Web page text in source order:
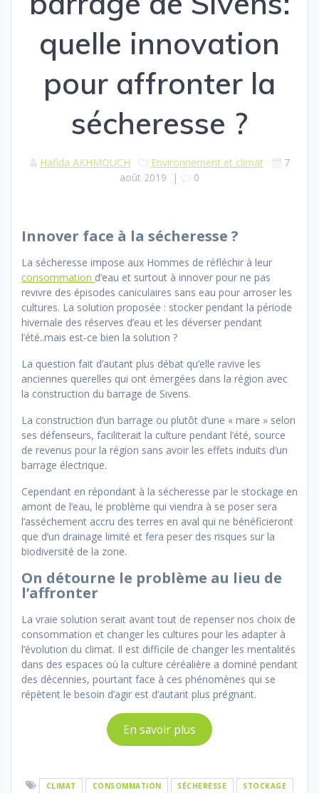
quelle innovation
pour affronter la
sécheresse ?
Hafida AKHMOUCH Environnement et climat
7
août 2019 | 0
Innover face à la sécheresse ?
La sécheresse impose aux Hommes de réfléchir à leur
consommation d’eau et surtout à innover pour ne pas
revivre des épisodes caniculaires sans eau pour arroser les
cultures. La solution proposée : stocker pendant la période
hivernale des réserves d’eau et les déverser pendant
l’été..mais est-ce bien la solution ?
La question fait d’autant plus débat qu’elle ravive les
anciennes querelles qui ont émergées dans la région avec
la construction du barrage de Sivens.
La construction d’un barrage ou plutôt d’une « mare » selon
ses défenseurs, faciliterait la culture pendant l’été, source
de revenus pour la région sans avoir les effets induits d’un
barrage électrique.
Cependant en répondant à la sécheresse par le stockage en
amont de l’eau, le problème qui viendra à se poser sera
l’asséchement accru des terres en aval qui ne bénéficieront
que d’un drainage limité et fera peser des risques sur la
biodiversité de la zone.
On détourne le problème au lieu de
l’affronter
La vraie solution serait avant tout de repenser nos choix de
consommation et changer les cultures pour les adapter à
l’évolution du climat. Il est difficile de changer les mentalités
dans des espaces où la culture céréalière a dominé pendant
des décennies, pourtant face à ces phénomènes qui se
répètent le besoin d’agir est d’autant plus prégnant.
En savoir plus
CLIMAT CONSOMMATION SÉCHERESSE STOCKAGE